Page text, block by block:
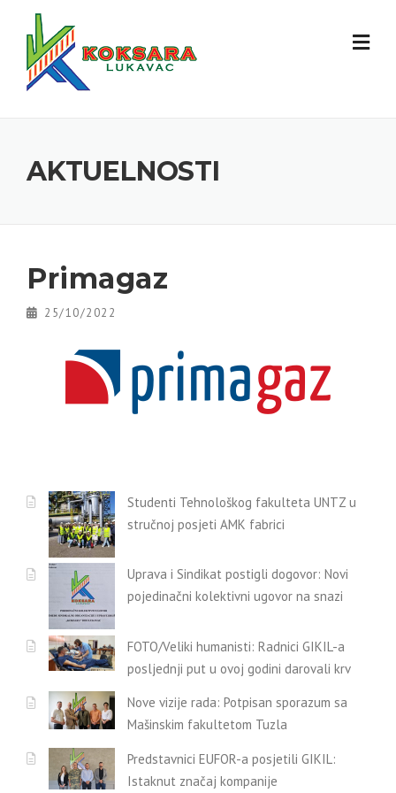
AKTUELNOSTI
Primagaz
25/10/2022
Studenti Tehnološkog fakulteta UNTZ u
stručnoj posjeti AMK fabrici
Uprava i Sindikat postigli dogovor: Novi
pojedinačni kolektivni ugovor na snazi
FOTO/Veliki humanisti: Radnici GIKIL-a
posljednji put u ovoj godini darovali krv
Nove vizije rada: Potpisan sporazum sa
Mašinskim fakultetom Tuzla
Predstavnici EUFOR-a posjetili GIKIL:
Istaknut značaj kompanije